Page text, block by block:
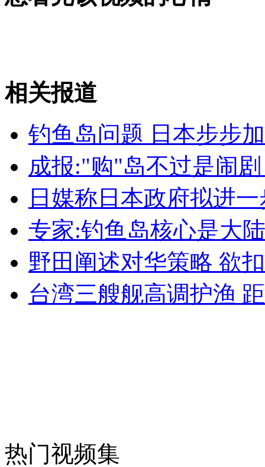
无痛分娩是否安全 医生回应
外交部：有关国家言论片面不公正
安徽一实载49人客车翻车
消防员救轻生者 花炮节热闹非凡 减压"枕头大战"
相关报道
钓鱼岛问题 日本步步
成报:"购"岛不过是闹
日媒称日本政府拟进
专家:钓鱼岛核心是大
野田阐述对华策略 欲
台湾三艘舰高调护渔
热门视频集